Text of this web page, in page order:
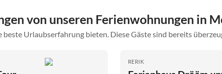
von unseren Ferienwohnungen in
Urlaubserfahrung bieten. Diese Gäste sind bereits
RERIK